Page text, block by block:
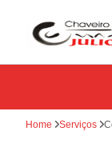
Home Serviços